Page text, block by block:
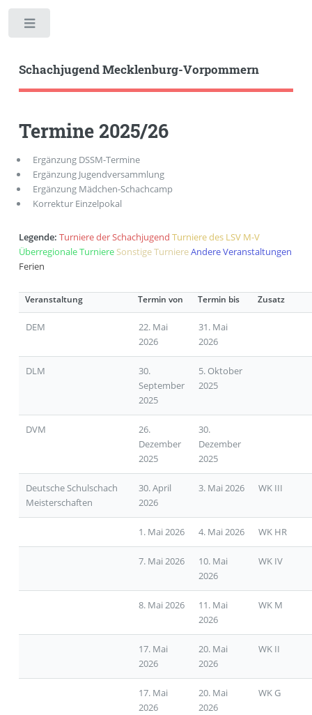
Schachjugend Mecklenburg-Vorpommern
Termine 2025/26
Ergänzung DSSM-Termine
Ergänzung Jugendversammlung
Ergänzung Mädchen-Schachcamp
Korrektur Einzelpokal
Legende: Turniere der Schachjugend Turniere des LSV M-V
Überregionale Turniere Sonstige TurniereAndere Veranstaltungen
Ferien
Veranstaltung Termin von Termin bis Zusatz
DEM
22. Mai
2026
31. Mai
2026
DLM
30.
September
2025
5. Oktober
2025
DVM
26.
Dezember
2025
30.
Dezember
2025
Deutsche Schulschach
Meisterschaften
30. April
2026
3. Mai 2026 WK III
1. Mai 2026 4. Mai 2026 WK HR
7. Mai 2026
10. Mai
2026
WK IV
8. Mai 2026
11. Mai
2026
WK M
17. Mai
2026
20. Mai
2026
WK II
17. Mai
2026
20. Mai
2026
WK G